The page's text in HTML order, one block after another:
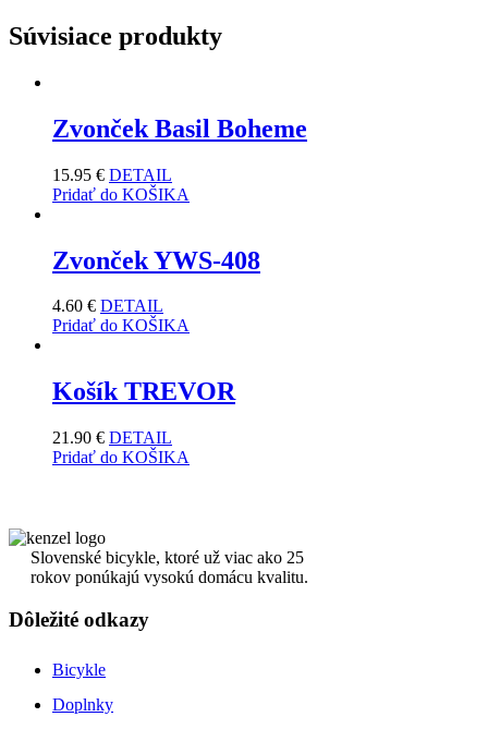
Súvisiace produkty
Zvonček Basil Boheme
15.95 € DETAIL
Pridať do KOŠIKA
Zvonček YWS-408
4.60 € DETAIL
Pridať do KOŠIKA
Košík TREVOR
21.90 € DETAIL
Pridať do KOŠIKA
Slovenské bicykle, ktoré už viac ako 25
rokov ponúkajú vysokú domácu kvalitu.
Dôležité odkazy
Bicykle
Doplnky